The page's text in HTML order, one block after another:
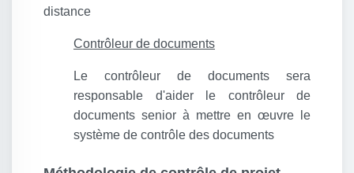
distance
Contrôleur de documents
Le contrôleur de documents sera
responsable d'aider le contrôleur de
documents senior à mettre en œuvre le
système de contrôle des documents